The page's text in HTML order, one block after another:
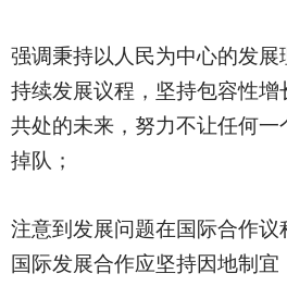
强调秉持以人民为中心的发
持续发展议程，坚持包容性
共处的未来，努力不让任何一
掉队；
注意到发展问题在国际合作议
国际发展合作应坚持因地制